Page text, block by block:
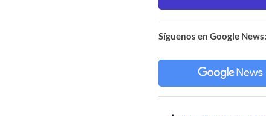
Síguenos en Google News: